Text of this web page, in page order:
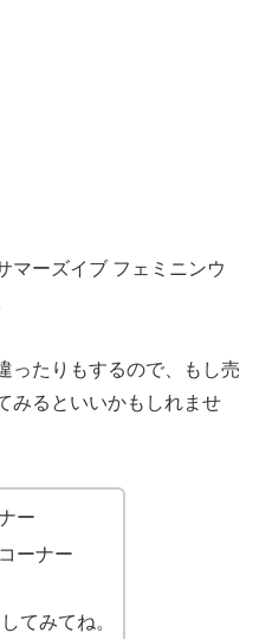
ーズイブ フェミニンウ
ったりもするので、もし売
みるといいかもしれませ
ー
ーナー
てみてね。